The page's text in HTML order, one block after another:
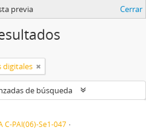
previa Cerrar
digitales
de búsqueda
C-PAI(06)-Se1-047